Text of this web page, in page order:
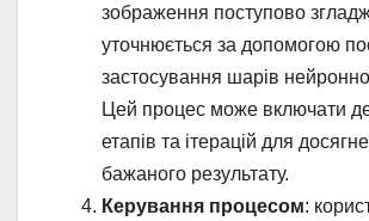
зображення поступово
уточнюється за допомогою
застосування шарів
Цей процес може включати
етапів та ітерацій для
бажаного результату.
Керування процесом: